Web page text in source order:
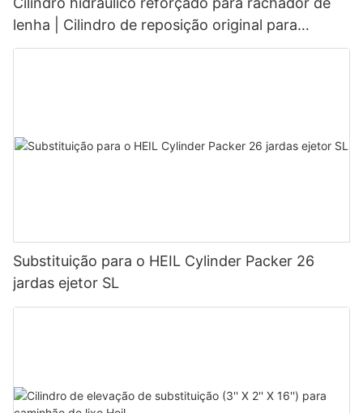
lenha | Cilindro de reposição original para
rachadores de lenha de 20 a 45 toneladas
Substituição para o HEIL Cylinder Packer 26
jardas ejetor SL